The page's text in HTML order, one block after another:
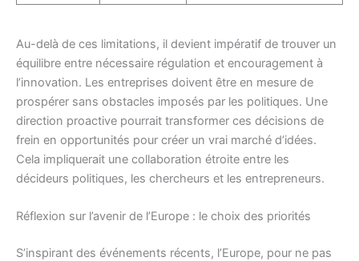
Au-delà de ces limitations, il devient impératif de trouver un
équilibre entre nécessaire régulation et encouragement à
l’innovation. Les entreprises doivent être en mesure de
prospérer sans obstacles imposés par les politiques. Une
direction proactive pourrait transformer ces décisions de
frein en opportunités pour créer un vrai marché d’idées.
Cela impliquerait une collaboration étroite entre les
décideurs politiques, les chercheurs et les entrepreneurs.
Réflexion sur l’avenir de l’Europe : le choix des priorités
S’inspirant des événements récents, l’Europe, pour ne pas